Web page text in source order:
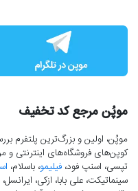
موپُن مرجع کد تخفیف
موپُن، اولین و بزرگ‌ترین پلتفرم
کوپن‌های فروشگاه‌های اینترنتی و
تپسی، اسنپ فود، فیلیمو، باسلام،
سینماتیکت، علی بابا، ازکی،